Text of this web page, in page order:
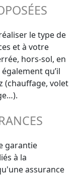
le type de
et à votre
hors-sol, en
qu’il
(chauffage, volet
garantie
à la
assurance